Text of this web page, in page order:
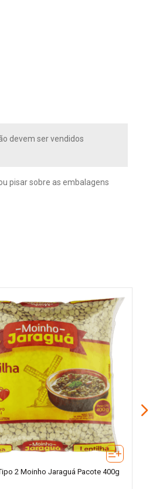
devem ser vendidos
pisar sobre as embalagens
2 Moinho Jaraguá Pacote 400g